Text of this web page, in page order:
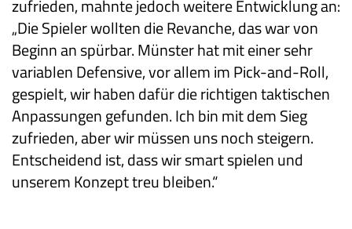
zufrieden, mahnte jedoch weitere Entwicklung an:
„Die Spieler wollten die Revanche, das war von
Beginn an spürbar. Münster hat mit einer sehr
variablen Defensive, vor allem im Pick-and-Roll,
gespielt, wir haben dafür die richtigen taktischen
Anpassungen gefunden. Ich bin mit dem Sieg
zufrieden, aber wir müssen uns noch steigern.
Entscheidend ist, dass wir smart spielen und
unserem Konzept treu bleiben.“